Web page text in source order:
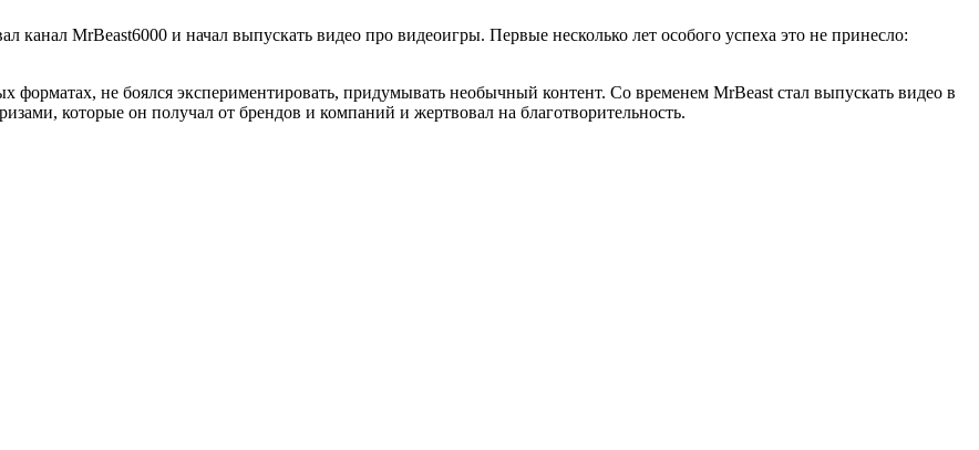
канал MrBeast6000 и начал выпускать видео про видеоигры. Первые несколько лет особого успеха это не принесло:
не боялся экспериментировать, придумывать необычный контент. Со временем MrBeast стал выпускать видео в
которые он получал от брендов и компаний и жертвовал на благотворительность.